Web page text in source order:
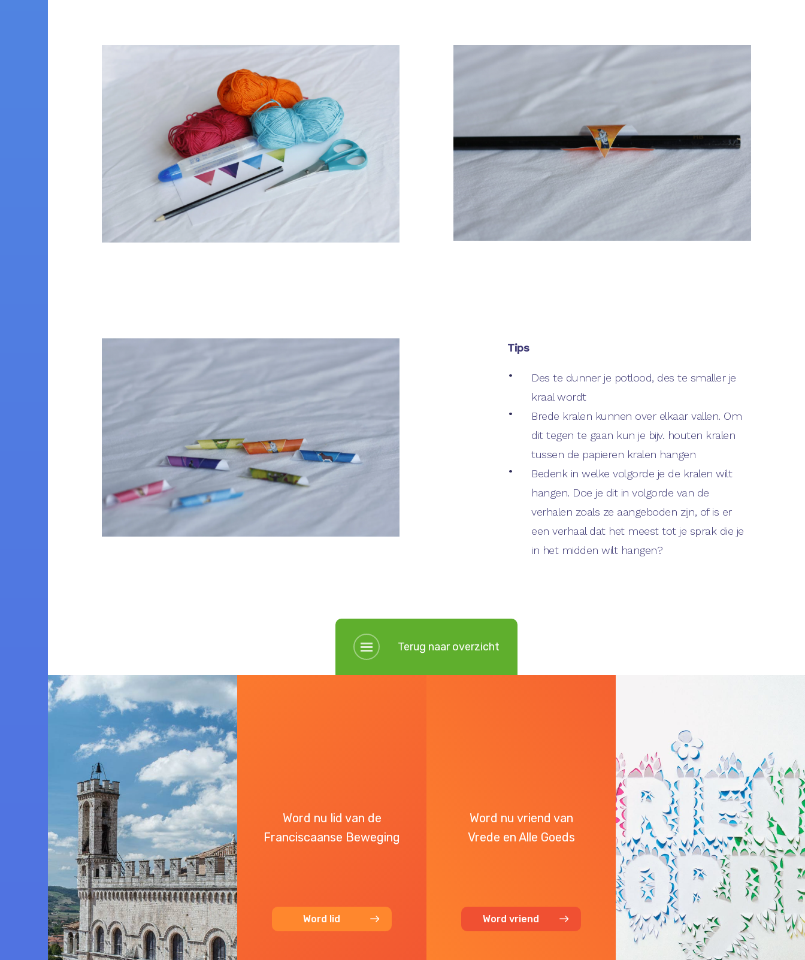
Tips
Des te dunner je potlood, des te smaller je
kraal wordt
Brede kralen kunnen over elkaar vallen. Om
dit tegen te gaan kun je bijv. houten kralen
tussen de papieren kralen hangen
Bedenk in welke volgorde je de kralen wilt
hangen. Doe je dit in volgorde van de
verhalen zoals ze aangeboden zijn, of is er
een verhaal dat het meest tot je sprak die je
in het midden wilt hangen?
Terug naar overzicht
Word nu lid van de
Franciscaanse Beweging
Word lid
Word nu vriend van
Vrede en Alle Goeds
Word vriend